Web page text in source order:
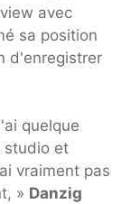
avec
sa position
d'enregistrer
quelque
studio et
vraiment pas
» Danzig